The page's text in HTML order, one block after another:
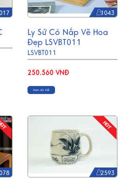
1043
Ly Sứ Có Nắp Vẽ Hoa
Đẹp LSVBT011
LSVBT011
250.560 VNĐ
Xem chi tiết
2593